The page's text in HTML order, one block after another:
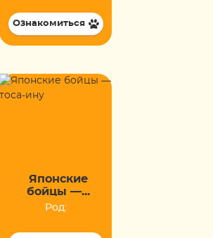
Ознакомиться
Японские
бойцы —...
Род: